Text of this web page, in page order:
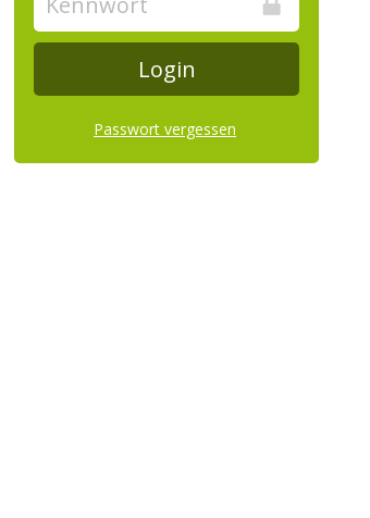
Passwort vergessen